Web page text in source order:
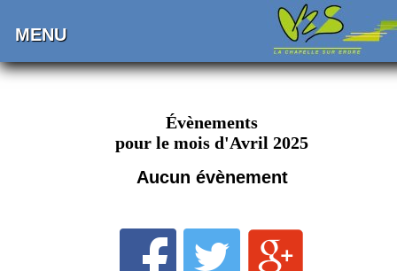
MENU
Évènements
pour le mois d'Avril 2025
Aucun évènement